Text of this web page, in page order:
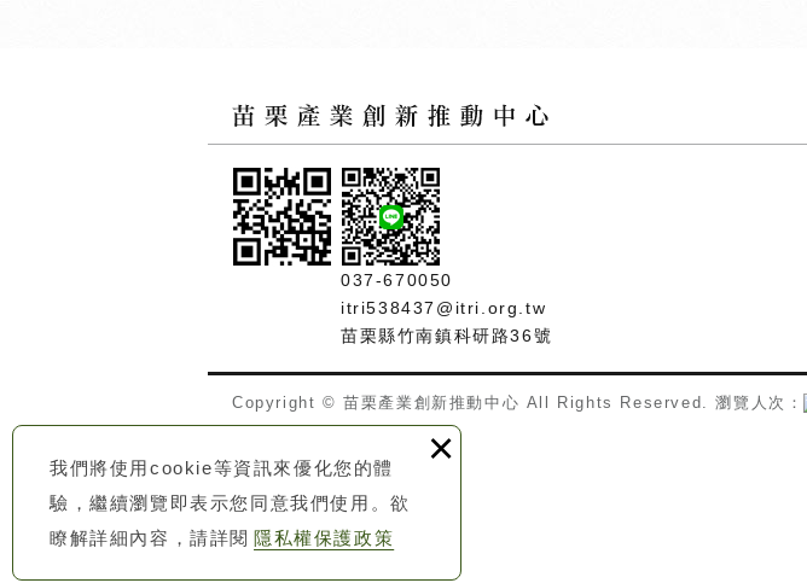
我們將使用cookie等資訊來優化您的體
驗，繼續瀏覽即表示您同意我們使用。欲
瞭解詳細內容，請詳閱 隱私權保護政策
×
037-670050
itri538437@itri.org.tw
苗栗縣竹南鎮科研路36號
Copyright © 苗栗產業創新推動中心 All Rights Reserved. 瀏覽人次：